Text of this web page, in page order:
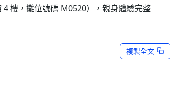
樓，攤位號碼 M0520），親身體驗完整
複製全文